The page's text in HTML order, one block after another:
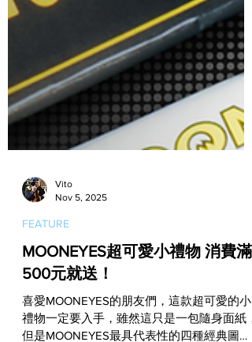
Nov 5, 2025
FEATURE
MOONEYES超可愛小禮物 消費滿
500元就送！